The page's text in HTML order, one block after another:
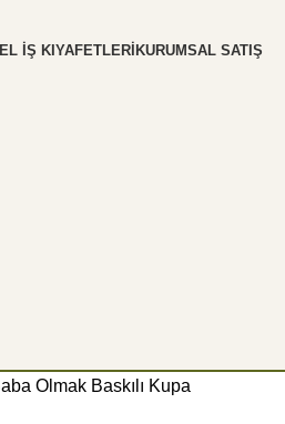
İŞ KIYAFETLERI KURUMSAL SATIŞ
Olmak Baskılı Kupa